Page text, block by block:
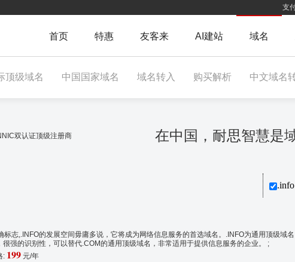
支
首页 特惠 友客来 AI建站 域名
顶级域名 中国国家域名 域名转入 购买解析 中文域名
双认证顶级注册商 在中国，耐思智慧
.info
标志,.INFO的发展空间毋庸多说，它将成为网络信息服务的首选域名。.INFO为通用顶级域
强的识别性，可以替代.COM的通用顶级域名，非常适用于提供信息服务的企业。 ;
: 199 元/年